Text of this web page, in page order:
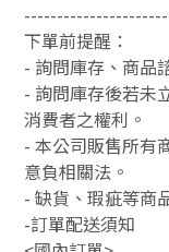
下單前提醒：
- 詢問庫存、商品
- 詢問庫存後若未
消費者之權利。
- 本公司販售所有
意負相關法。
- 缺貨、瑕疵等商
-訂單配送須知